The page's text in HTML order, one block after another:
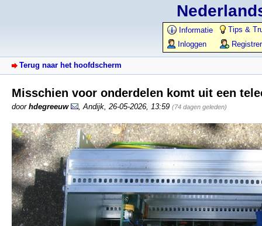
Informatie
Tips &
Inloggen
Terug naar het hoofdscherm
Misschien voor onderdelen komt uit een
door hdegreeuw Andijk 26-05-2026, 13:59 (74 dagen geleden)